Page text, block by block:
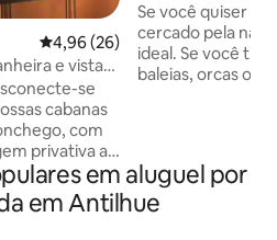
4,96 de uma avaliação média
4,96 (26)
e vista
se
cabanas
com
privativa ao
o rio e um
casais que
um
Se você quiser
cercado pela
ideal. Se você
baleias, orcas ou
Quarto principal
O segundo e o
mesmos, com
em aluguel por
em Antilhue